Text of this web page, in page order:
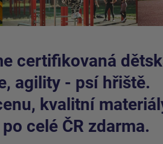
certifikovaná
agility - psí hřiště.
kvalitní
celé ČR zdarma.